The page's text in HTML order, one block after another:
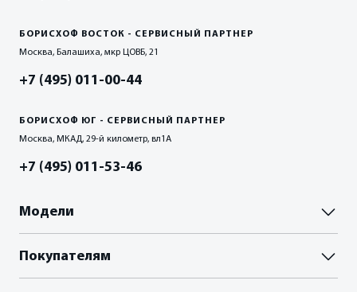
БОРИСХОФ ВОСТОК - СЕРВИСНЫЙ ПАРТНЕР
Москва, Балашиха, мкр ЦОВБ, 21
+7 (495) 011-00-44
БОРИСХОФ ЮГ - СЕРВИСНЫЙ ПАРТНЕР
Москва, МКАД, 29-й километр, вл1А
+7 (495) 011-53-46
Модели
Палассо
Покупателям